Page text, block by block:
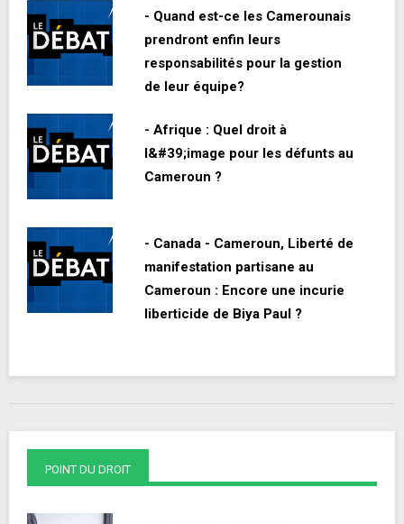
- Quand est-ce les Camerounais
prendront enfin leurs
responsabilités pour la gestion
de leur équipe?
- Afrique : Quel droit à
l&#39;image pour les défunts au
Cameroun ?
- Canada - Cameroun, Liberté de
manifestation partisane au
Cameroun : Encore une incurie
liberticide de Biya Paul ?
POINT DU DROIT